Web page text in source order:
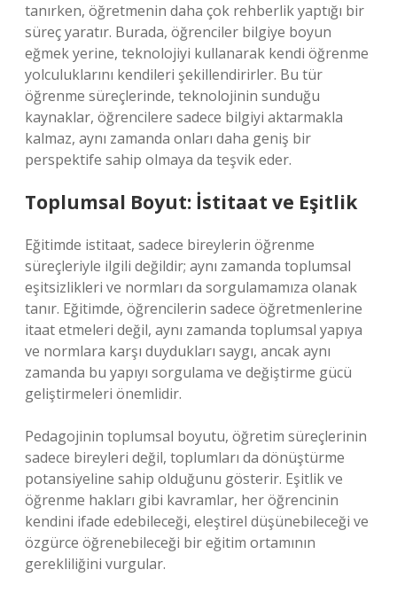
tanırken, öğretmenin daha çok rehberlik yaptığı bir
süreç yaratır. Burada, öğrenciler bilgiye boyun
eğmek yerine, teknolojiyi kullanarak kendi öğrenme
yolculuklarını kendileri şekillendirirler. Bu tür
öğrenme süreçlerinde, teknolojinin sunduğu
kaynaklar, öğrencilere sadece bilgiyi aktarmakla
kalmaz, aynı zamanda onları daha geniş bir
perspektife sahip olmaya da teşvik eder.
Toplumsal Boyut: İstitaat ve Eşitlik
Eğitimde istitaat, sadece bireylerin öğrenme
süreçleriyle ilgili değildir; aynı zamanda toplumsal
eşitsizlikleri ve normları da sorgulamamıza olanak
tanır. Eğitimde, öğrencilerin sadece öğretmenlerine
itaat etmeleri değil, aynı zamanda toplumsal yapıya
ve normlara karşı duydukları saygı, ancak aynı
zamanda bu yapıyı sorgulama ve değiştirme gücü
geliştirmeleri önemlidir.
Pedagojinin toplumsal boyutu, öğretim süreçlerinin
sadece bireyleri değil, toplumları da dönüştürme
potansiyeline sahip olduğunu gösterir. Eşitlik ve
öğrenme hakları gibi kavramlar, her öğrencinin
kendini ifade edebileceği, eleştirel düşünebileceği ve
özgürce öğrenebileceği bir eğitim ortamının
gerekliliğini vurgular.